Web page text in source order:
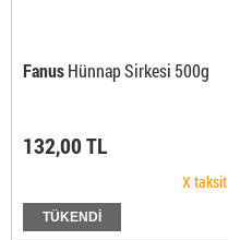
FanusHünnap Sirkesi 500g
132,00 TL
X taksit
TÜKENDİ